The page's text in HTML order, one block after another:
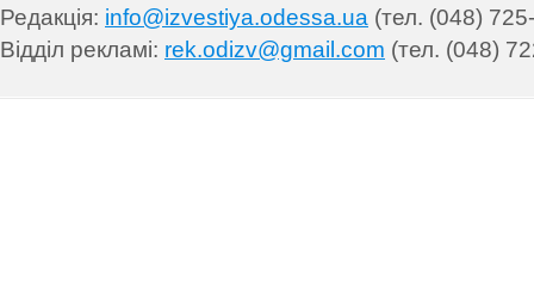
Редакція: info@izvestiya.odessa.ua (тел. (048)
Відділ рекламі: rek.odizv@gmail.com (тел. (048)